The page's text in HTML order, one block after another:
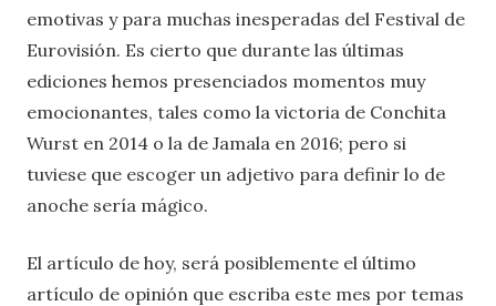
emotivas y para muchas inesperadas del Festival de
Eurovisión. Es cierto que durante las últimas
ediciones hemos presenciados momentos muy
emocionantes, tales como la victoria de Conchita
Wurst en 2014 o la de Jamala en 2016; pero si
tuviese que escoger un adjetivo para definir lo de
anoche sería mágico.
El artículo de hoy, será posiblemente el último
artículo de opinión que escriba este mes por temas